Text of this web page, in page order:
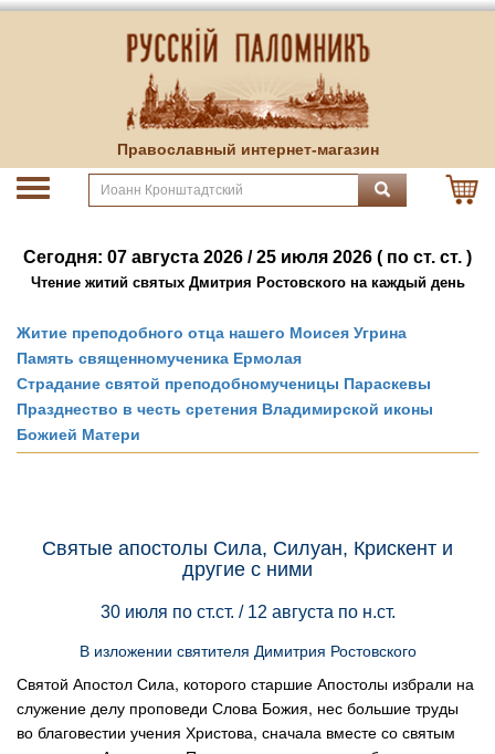
Православный интернет-магазин
Сегодня: 07 августа 2026 / 25 июля 2026 ( по ст. ст. )
Чтение житий святых Дмитрия Ростовского на каждый день
Житие преподобного отца нашего Моисея Угрина
Память священномученика Ермолая
Страдание святой преподобномученицы Параскевы
Празднество в честь сретения Владимирской иконы
Божией Матери
Святые апостолы Сила, Силуан, Крискент и
другие с ними
30 июля по ст.ст. / 12 августа по н.ст.
В изложении святителя Димитрия Ростовского
Святой Апостол Сила, которого старшие Апостолы избрали на
служение делу проповеди Слова Божия, нес большие труды
во благовестии учения Христова, сначала вместе со святым